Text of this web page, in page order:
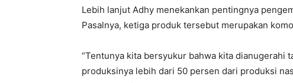
Lebih lanjut Adhy menekankan pentingnya
Pasalnya, ketiga produk tersebut merupakan
“Tentunya kita bersyukur bahwa kita dianugerahi
produksinya lebih dari 50 persen dari produksi